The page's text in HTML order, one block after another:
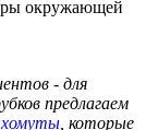
окружающей
- для
предлагаем
хомуты , которые